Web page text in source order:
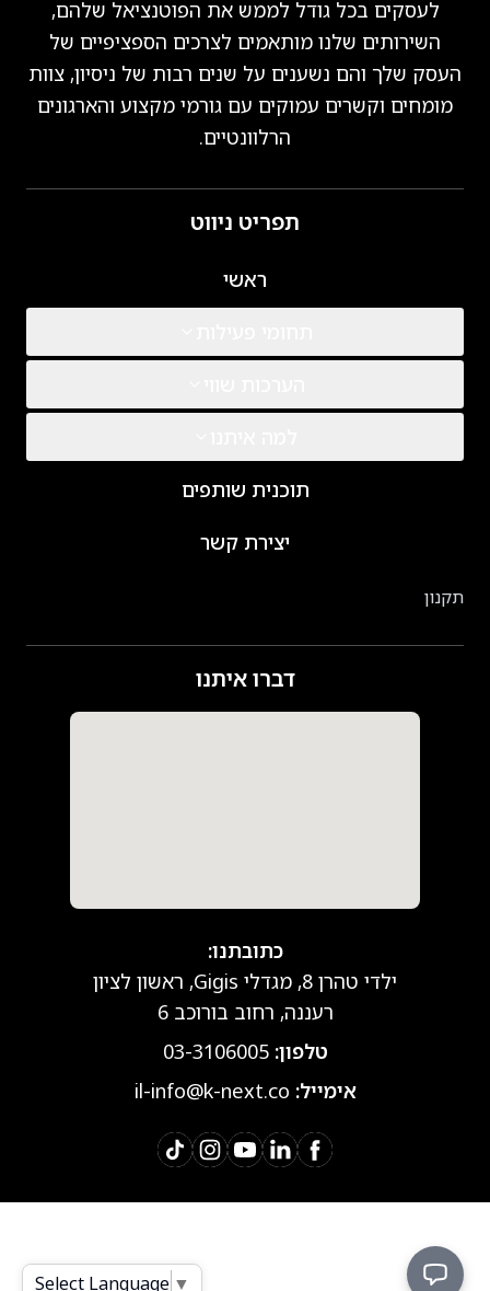
לעסקים בכל גודל לממש את הפוטנציאל שלהם,
השירותים שלנו מותאמים לצרכים הספציפיים של
העסק שלך והם נשענים על שנים רבות של ניסיון, צוות
מומחים וקשרים עמוקים עם גורמי מקצוע והארגונים
הרלוונטיים.
תפריט ניווט
ראשי
תוכנית שותפים
יצירת קשר
תקנון
דברו איתנו
כתובתנו:
ילדי טהרן 8, מגדלי Gigis, ראשון לציון
רעננה, רחוב בורוכב 6
טלפון: 03-3106005
אימייל:
Select Language ▼